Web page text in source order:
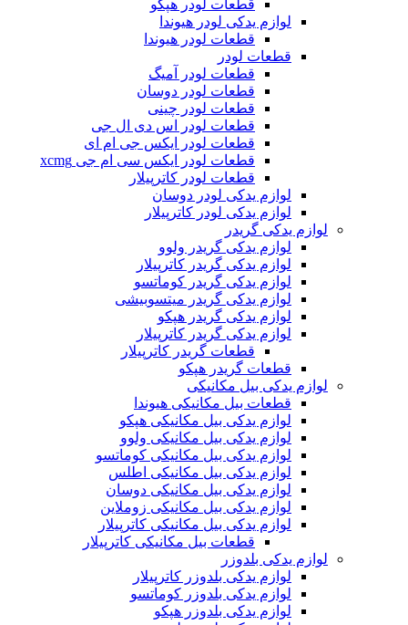
قطعات لودر هپکو
لوازم یدکی لودر هیوندا
قطعات لودر هیوندا
قطعات لودر
قطعات لودر آمیگ
قطعات لودر دوسان
قطعات لودر چینی
قطعات لودر اس دی ال جی
قطعات لودر ایکس جی ام ای
قطعات لودر ایکس سی ام جی xcmg
قطعات لودر کاترپیلار
لوازم یدکی لودر دوسان
لوازم یدکی لودر کاترپیلار
لوازم یدکی گریدر
لوازم یدکی گریدر ولوو
لوازم یدکی گریدر کاترپیلار
لوازم یدکی گریدر کوماتسو
لوازم یدکی گریدر میتسوبیشی
لوازم یدکی گریدر هپکو
لوازم یدکی گریدر کاترپیلار
قطعات گریدر کاترپیلار
قطعات گریدر هپکو
لوازم یدکی بیل مکانیکی
قطعات بیل مکانیکی هیوندا
لوازم یدکی بیل مکانیکی هپکو
لوازم یدکی بیل مکانیکی ولوو
لوازم یدکی بیل مکانیکی کوماتسو
لوازم یدکی بیل مکانیکی اطلس
لوازم یدکی بیل مکانیکی دوسان
لوازم یدکی بیل مکانیکی زوملاین
لوازم یدکی بیل مکانیکی کاترپیلار
قطعات بیل مکانیکی کاترپیلار
لوازم یدکی بلدوزر
لوازم یدکی بلدوزر کاترپیلار
لوازم یدکی بلدوزر کوماتسو
لوازم یدکی بلدوزر هپکو